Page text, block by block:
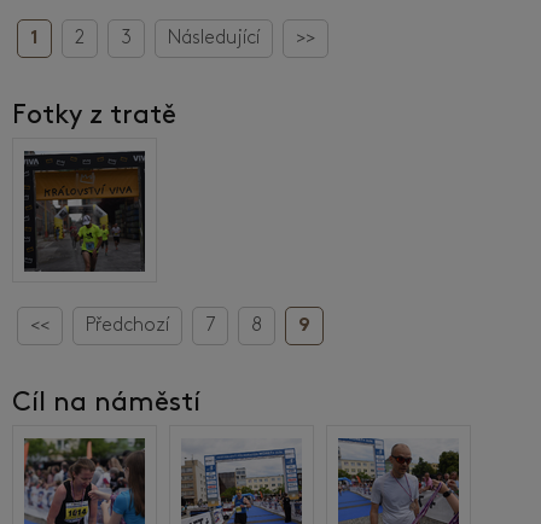
1 2 3 Následující >>
Fotky z tratě
<< Předchozí 7 8 9
Cíl na náměstí